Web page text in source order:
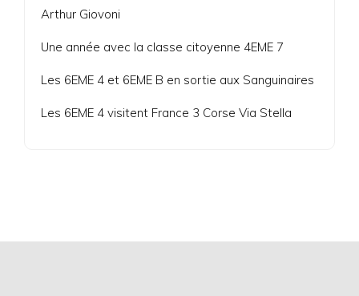
Arthur Giovoni
Une année avec la classe citoyenne 4EME 7
Les 6EME 4 et 6EME B en sortie aux Sanguinaires
Les 6EME 4 visitent France 3 Corse Via Stella